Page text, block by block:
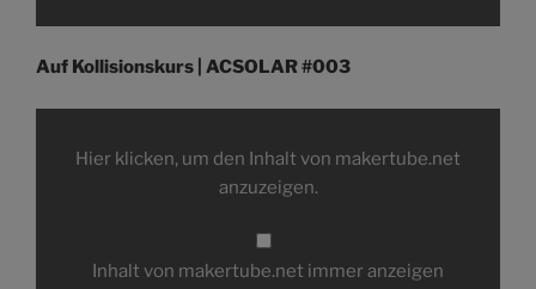
Auf Kollisionskurs | ACSOLAR #003
„Auf
ACSOLAR
Hier klicken, um den Inhalt von makertube.net
anzuzeigen.
Inhalt von makertube.net immer anzeigen